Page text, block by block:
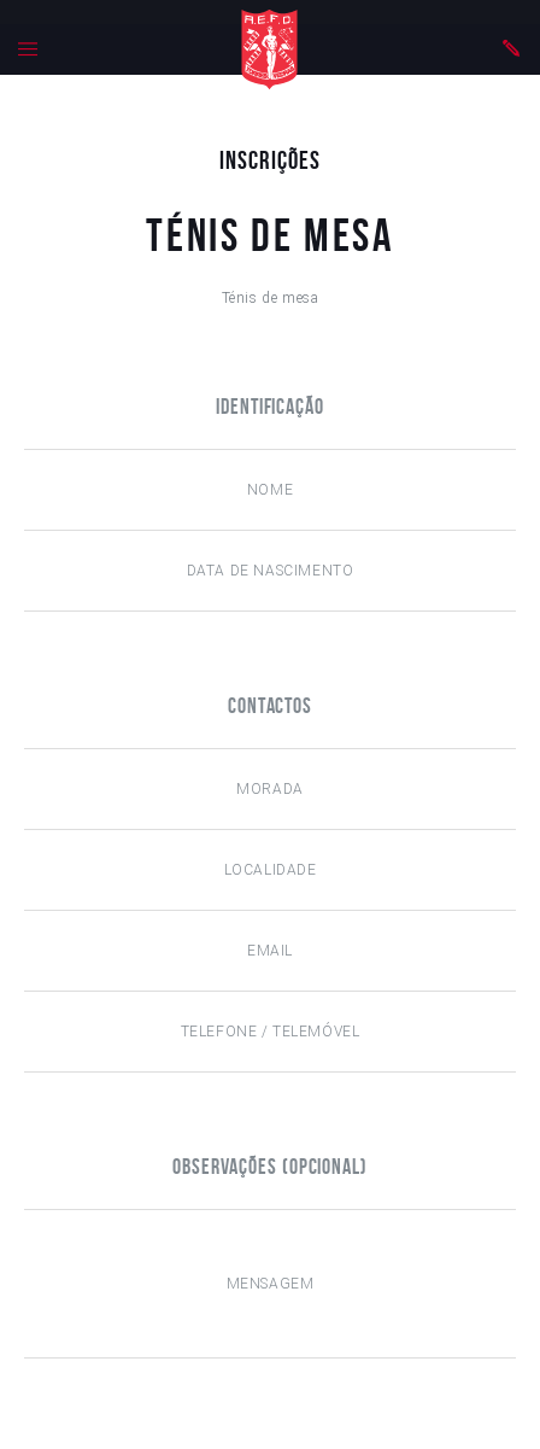
Inscrições
Ténis de mesa
Ténis de mesa
Identificação
Contactos
Observações (opcional)